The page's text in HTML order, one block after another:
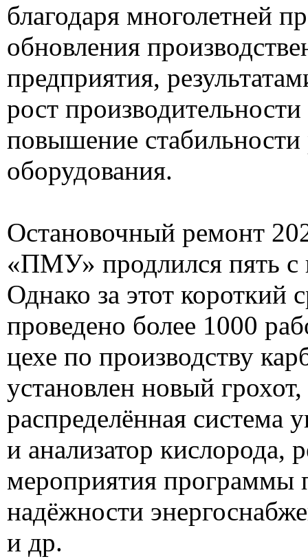
благодаря многолетней
обновления
предприятия,
рост производительности
повышение стабильности
оборудования.
Остановочный ремонт
«ПМУ» продлился пять с
Однако за этот короткий
проведено более 1000
цехе по производству
установлен новый
распределённая система
и анализатор кислорода,
мероприятия программы
надёжности
и др.